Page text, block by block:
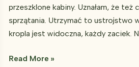
Oto
co
z
zrobić
przeszklone kabiny. Uznałam, że
sprzątania. Utrzymać to ustrojstwo
kropla jest widoczna, każdy zaciek.
Jak
Read More »